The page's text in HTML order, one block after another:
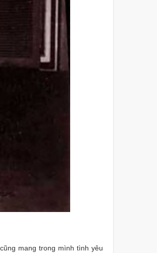
mang trong mình tình yêu